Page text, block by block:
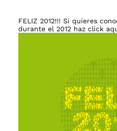
FELIZ 2012!!! Si quieres
durante el 2012 haz click